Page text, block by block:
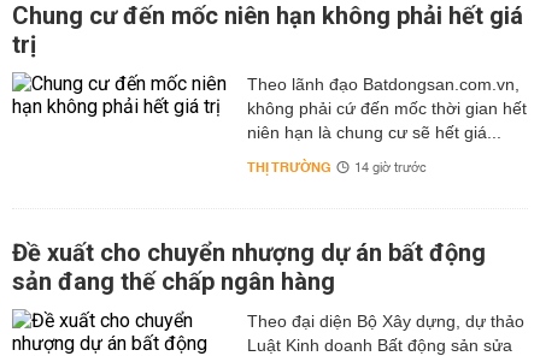
Chung cư đến mốc niên hạn không phải hết giá
trị
Theo lãnh đạo Batdongsan.com.vn,
không phải cứ đến mốc thời gian hết
niên hạn là chung cư sẽ hết giá...
THỊ TRƯỜNG 14 giờ trước
Đề xuất cho chuyển nhượng dự án bất động
sản đang thế chấp ngân hàng
Theo đại diện Bộ Xây dựng, dự thảo
Luật Kinh doanh Bất động sản sửa